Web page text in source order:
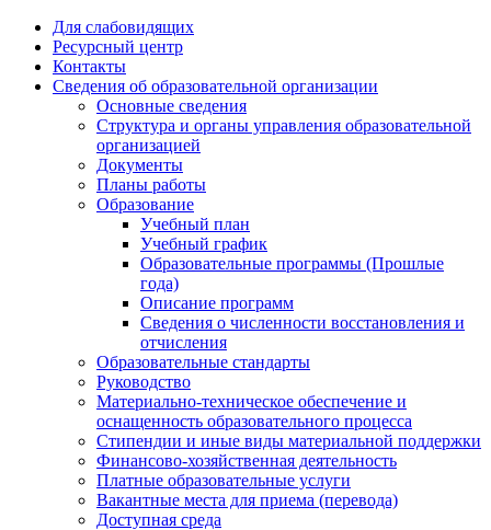
Для слабовидящих
Ресурсный центр
Контакты
Сведения об образовательной организации
Основные сведения
Структура и органы управления образовательной
организацией
Документы
Планы работы
Образование
Учебный план
Учебный график
Образовательные программы (Прошлые
года)
Описание программ
Сведения о численности восстановления и
отчисления
Образовательные стандарты
Руководство
Материально-техническое обеспечение и
оснащенность образовательного процесса
Стипендии и иные виды материальной поддержки
Финансово-хозяйственная деятельность
Платные образовательные услуги
Вакантные места для приема (перевода)
Доступная среда